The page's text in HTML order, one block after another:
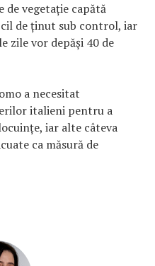
de vegetație capătă
de ținut sub control, iar
zile vor depăși 40 de
a necesitat
italieni pentru a
iar alte câteva
ca măsură de